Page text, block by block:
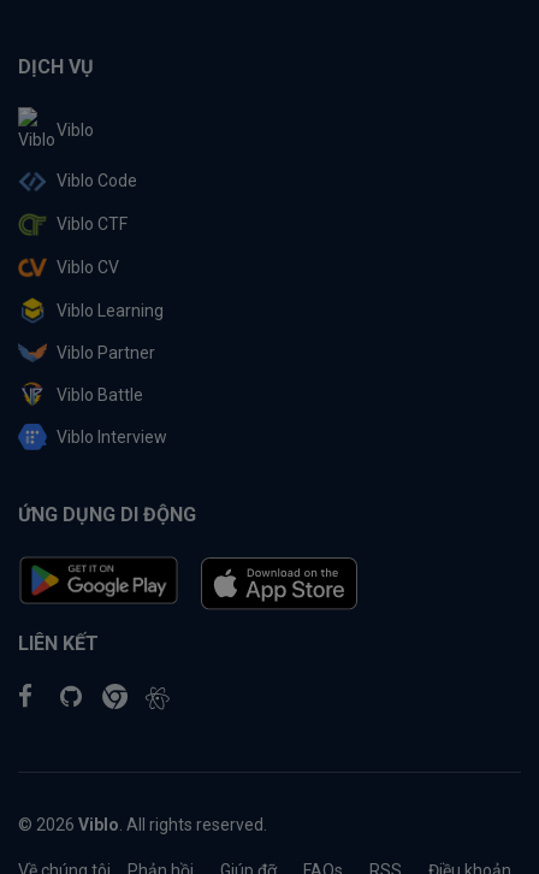
DỊCH VỤ
Viblo
Viblo Code
Viblo CTF
Viblo CV
Viblo Learning
Viblo Partner
Viblo Battle
Viblo Interview
ỨNG DỤNG DI ĐỘNG
LIÊN KẾT
© 2026 Viblo . All rights reserved.
Về chúng tôi Phản hồi Giúp đỡ FAQs RSS Điều khoản